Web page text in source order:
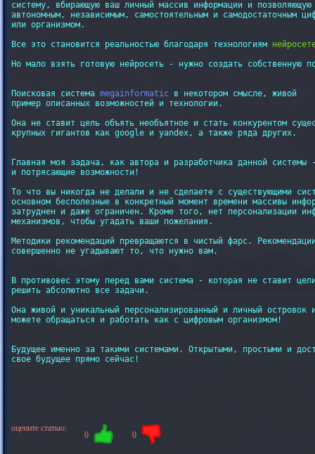
систему, вбирающую ваш личный массив информации и
автономным, независимым, самостоятельным и самодостаточным
или организмом.
Все это становится реальностью благодаря технологиям
Но мало взять готовую нейросеть - нужно создать собственную
Поисковая система megainformatic в некотором смысле, живой
пример описанных возможностей и технологии.
Она не ставит цель объять необъятное и стать конкурентом
крупных гигантов как google и yandex, а также ряда других.
Главная моя задача, как автора и разработчика данной
и потрясающие возможности!
То что вы никогда не делали и не сделаете с существующими
основном бесполезные в конкретный момент времени массивы
затруднен и даже ограничен. Кроме того, нет персонализации
механизмов, чтобы угадать ваши пожелания.
Методики рекомендаций превращаются в чистый фарс.
совершенно не угадывают то, что нужно вам.
В противовес этому перед вами система - которая не ставит
решить абсолютно все задачи.
Она живой и уникальный персонализированный и личный
можете обращаться и работать как с цифровым организмом!
Будущее именно за такими системами. Открытыми, простыми и
свое будущее прямо сейчас!
оцените статью:
0 0